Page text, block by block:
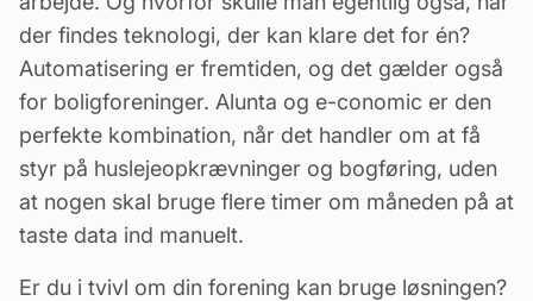
der findes teknologi, der kan klare det for én?
Automatisering er fremtiden, og det gælder også
for boligforeninger. Alunta og e-conomic er den
perfekte kombination, når det handler om at få
styr på huslejeopkrævninger og bogføring, uden
at nogen skal bruge flere timer om måneden på at
taste data ind manuelt.
Er du i tvivl om din forening kan bruge løsningen?